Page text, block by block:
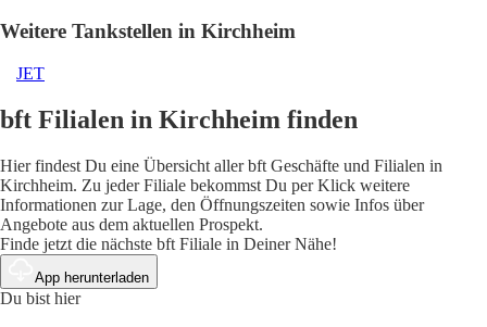
Weitere Tankstellen in Kirchheim
JET
bft Filialen in Kirchheim finden
Hier findest Du eine Übersicht aller bft Geschäfte und Filialen in
Kirchheim. Zu jeder Filiale bekommst Du per Klick weitere
Informationen zur Lage, den Öffnungszeiten sowie Infos über
Angebote aus dem aktuellen Prospekt.
Finde jetzt die nächste bft Filiale in Deiner Nähe!
App herunterladen
Du bist hier